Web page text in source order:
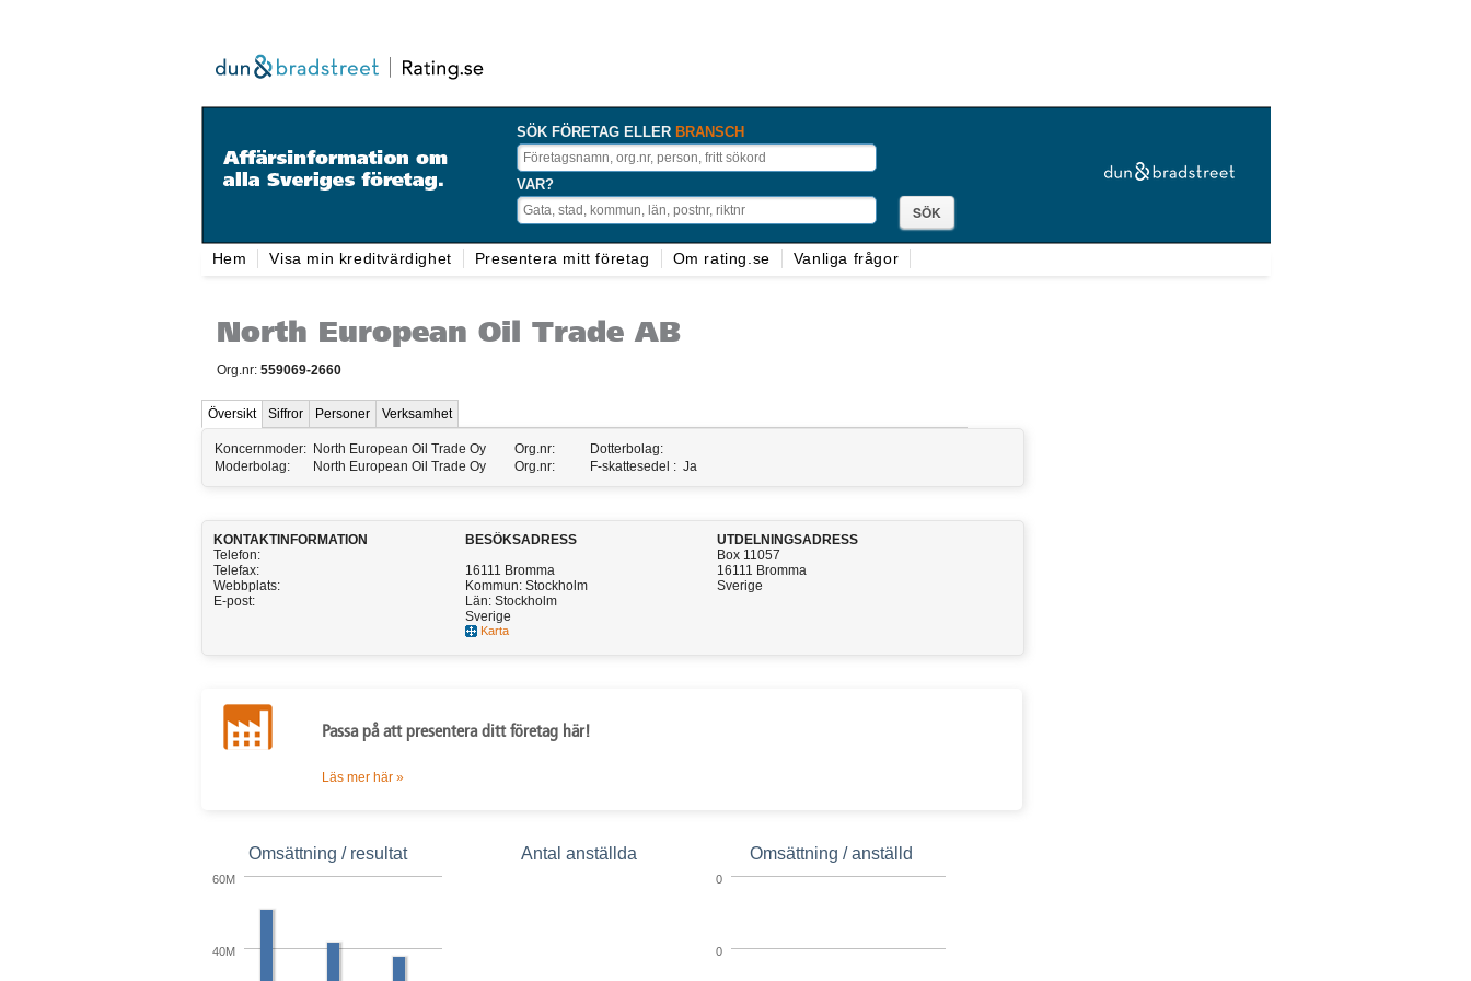
SÖK FÖRETAG ELLER BRANSCH
VAR?
Hem Visa min kreditvärdighet Presentera mitt företag Om rating.se Vanliga frågor
North European Oil Trade AB
Org.nr: 559069-2660
Översikt Siffror Personer Verksamhet
Koncernmoder: North European Oil Trade Oy Org.nr:
Dotterbolag:
Moderbolag:
North European Oil Trade Oy Org.nr: F-skattesedel : Ja
KONTAKTINFORMATION
Telefon:
Telefax:
Webbplats:
E-post:
BESÖKSADRESS
16111 Bromma
Kommun: Stockholm
Län: Stockholm
Sverige
Karta
UTDELNINGSADRESS
Box 11057
16111 Bromma
Sverige
Passa på att presentera ditt företag här!
Läs mer här »
Omsättning / resultat
40M
60M
Antal anställda Omsättning / anställd
0
0